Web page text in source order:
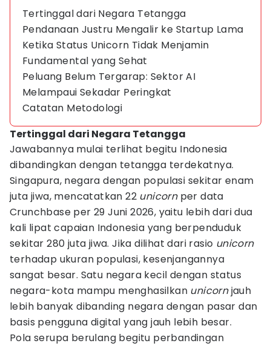
Tertinggal dari Negara Tetangga
Pendanaan Justru Mengalir ke Startup Lama
Ketika Status Unicorn Tidak Menjamin
Fundamental yang Sehat
Peluang Belum Tergarap: Sektor AI
Melampaui Sekadar Peringkat
Catatan Metodologi
Tertinggal dari Negara Tetangga
Jawabannya mulai terlihat begitu Indonesia
dibandingkan dengan tetangga terdekatnya.
Singapura, negara dengan populasi sekitar enam
juta jiwa, mencatatkan 22 unicorn per data
Crunchbase per 29 Juni 2026, yaitu lebih dari dua
kali lipat capaian Indonesia yang berpenduduk
sekitar 280 juta jiwa. Jika dilihat dari rasio unicorn
terhadap ukuran populasi, kesenjangannya
sangat besar. Satu negara kecil dengan status
negara-kota mampu menghasilkan unicornjauh
lebih banyak dibanding negara dengan pasar dan
basis pengguna digital yang jauh lebih besar.
Pola serupa berulang begitu perbandingan